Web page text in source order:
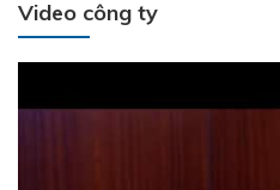
Video công ty